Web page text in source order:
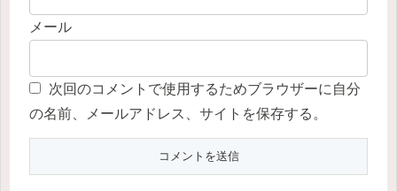
メール
次回のコメントで使用するためブラウザーに自分
の名前、メールアドレス、サイトを保存する。